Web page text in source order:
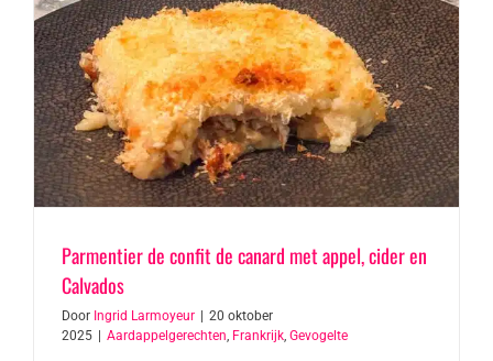
Parmentier de confit de canard met appel, cider en
Calvados
Door Ingrid Larmoyeur
20 oktober
2025
Aardappelgerechten, Frankrijk, Gevogelte